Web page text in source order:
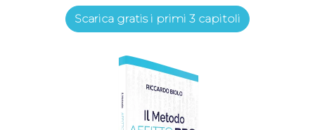
Scarica gratis i primi 3 capitoli